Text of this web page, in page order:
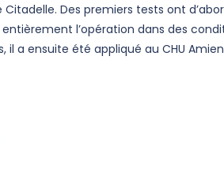
Des premiers tests ont
l’opération dans des
a ensuite été appliqué au CHU